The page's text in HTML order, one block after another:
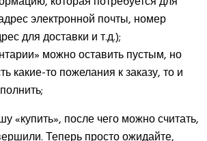
электронной почты, номер
для доставки и т.д.);
можно оставить пустым, но
какие-то пожелания к заказу, то и
«купить», после чего можно считать,
Теперь просто ожидайте,